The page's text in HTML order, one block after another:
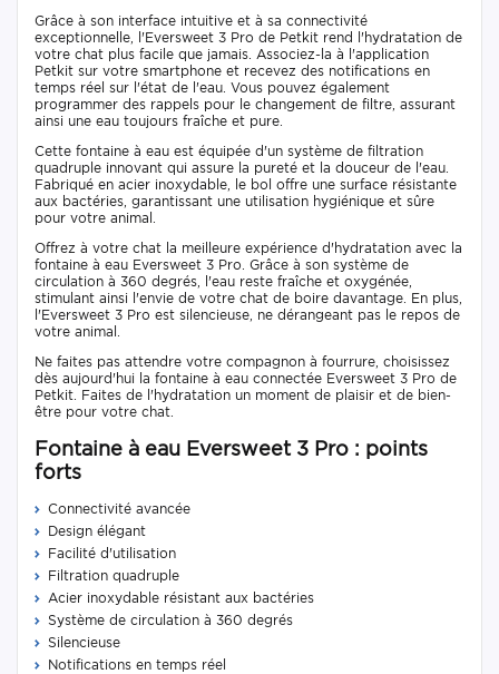
Grâce à son interface intuitive et à sa connectivité
exceptionnelle, l'Eversweet 3 Pro de Petkit rend l'hydratation de
votre chat plus facile que jamais. Associez-la à l'application
Petkit sur votre smartphone et recevez des notifications en
temps réel sur l'état de l'eau. Vous pouvez également
programmer des rappels pour le changement de filtre, assurant
ainsi une eau toujours fraîche et pure.
Cette fontaine à eau est équipée d'un système de filtration
quadruple innovant qui assure la pureté et la douceur de l'eau.
Fabriqué en acier inoxydable, le bol offre une surface résistante
aux bactéries, garantissant une utilisation hygiénique et sûre
pour votre animal.
Offrez à votre chat la meilleure expérience d'hydratation avec la
fontaine à eau Eversweet 3 Pro. Grâce à son système de
circulation à 360 degrés, l'eau reste fraîche et oxygénée,
stimulant ainsi l'envie de votre chat de boire davantage. En plus,
l'Eversweet 3 Pro est silencieuse, ne dérangeant pas le repos de
votre animal.
Ne faites pas attendre votre compagnon à fourrure, choisissez
dès aujourd'hui la fontaine à eau connectée Eversweet 3 Pro de
Petkit. Faites de l'hydratation un moment de plaisir et de bien-
être pour votre chat.
Fontaine à eau Eversweet 3 Pro : points
forts
Connectivité avancée
Design élégant
Facilité d'utilisation
Filtration quadruple
Acier inoxydable résistant aux bactéries
Système de circulation à 360 degrés
Silencieuse
Notifications en temps réel